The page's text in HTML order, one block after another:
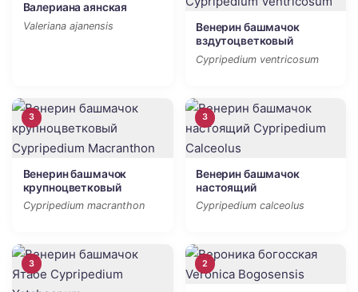
Валериана аянская
Valeriana ajanensis
Венерин башмачок
вздутоцветковый
Cypripedium ventricosum
3
Венерин башмачок
крупноцветковый
Cypripedium macranthon
3
Венерин башмачок
настоящий
Cypripedium calceolus
3 2